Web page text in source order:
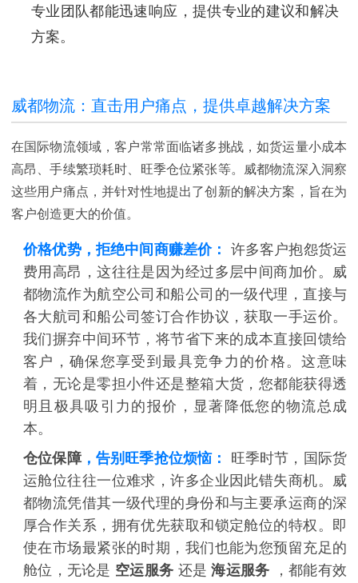
专业团队都能迅速响应，提供专业的建议和解决
方案。
威都物流：直击用户痛点，提供卓越解决方案
在国际物流领域，客户常常面临诸多挑战，如货运量小成本
高昂、手续繁琐耗时、旺季仓位紧张等。威都物流深入洞察
这些用户痛点，并针对性地提出了创新的解决方案，旨在为
客户创造更大的价值。
价格优势，拒绝中间商赚差价： 许多客户抱怨货运
费用高昂，这往往是因为经过多层中间商加价。威
都物流作为航空公司和船公司的一级代理，直接与
各大航司和船公司签订合作协议，获取一手运价。
我们摒弃中间环节，将节省下来的成本直接回馈给
客户，确保您享受到最具竞争力的价格。这意味
着，无论是零担小件还是整箱大货，您都能获得透
明且极具吸引力的报价，显著降低您的物流总成
本。
仓位保障，告别旺季抢位烦恼： 旺季时节，国际货
运舱位往往一位难求，许多企业因此错失商机。威
都物流凭借其一级代理的身份和与主要承运商的深
厚合作关系，拥有优先获取和锁定舱位的特权。即
使在市场最紧张的时期，我们也能为您预留充足的
舱位，无论是 空运服务 还是海运服务
，都能有效